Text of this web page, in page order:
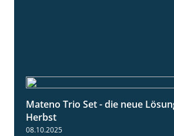
Mateno Trio Set - die neue
Herbst
08.10.2025